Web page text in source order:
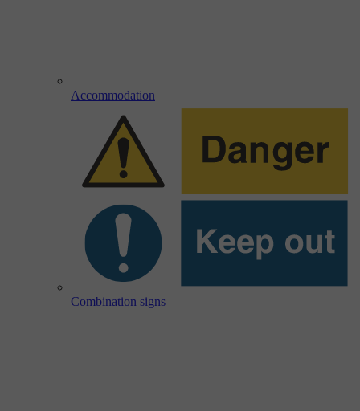
Accommodation
Combination signs